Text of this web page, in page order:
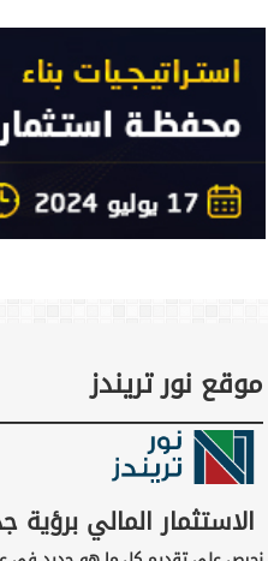
موقع نور تريندز
الاستثمار المالي برؤية